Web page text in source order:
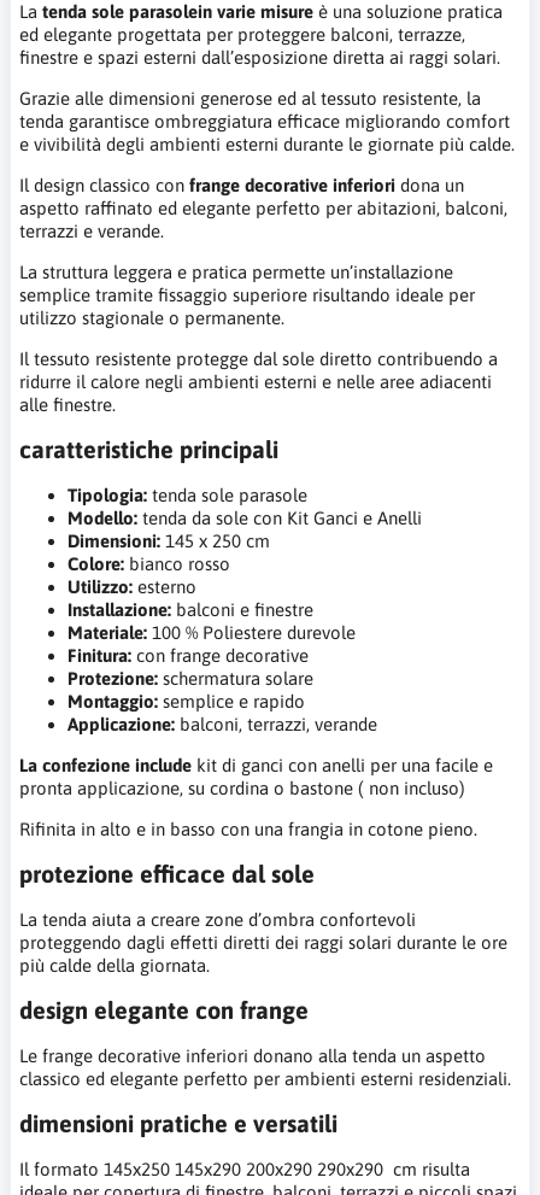
La tenda sole parasolein varie misure è una soluzione pratica
ed elegante progettata per proteggere balconi, terrazze,
finestre e spazi esterni dall’esposizione diretta ai raggi solari.
Grazie alle dimensioni generose ed al tessuto resistente, la
tenda garantisce ombreggiatura efficace migliorando comfort
e vivibilità degli ambienti esterni durante le giornate più calde.
Il design classico con frange decorative inferiori dona un
aspetto raffinato ed elegante perfetto per abitazioni, balconi,
terrazzi e verande.
La struttura leggera e pratica permette un’installazione
semplice tramite fissaggio superiore risultando ideale per
utilizzo stagionale o permanente.
Il tessuto resistente protegge dal sole diretto contribuendo a
ridurre il calore negli ambienti esterni e nelle aree adiacenti
alle finestre.
caratteristiche principali
Tipologia: tenda sole parasole
Modello: tenda da sole con Kit Ganci e Anelli
Dimensioni: 145 x 250 cm
Colore: bianco rosso
Utilizzo: esterno
Installazione: balconi e finestre
Materiale: 100 % Poliestere durevole
Finitura: con frange decorative
Protezione: schermatura solare
Montaggio: semplice e rapido
Applicazione: balconi, terrazzi, verande
La confezione include kit di ganci con anelli per una facile e
pronta applicazione, su cordina o bastone ( non incluso)
Rifinita in alto e in basso con una frangia in cotone pieno.
protezione efficace dal sole
La tenda aiuta a creare zone d’ombra confortevoli
proteggendo dagli effetti diretti dei raggi solari durante le ore
più calde della giornata.
design elegante con frange
Le frange decorative inferiori donano alla tenda un aspetto
classico ed elegante perfetto per ambienti esterni residenziali.
dimensioni pratiche e versatili
Il formato 145x250 145x290 200x290 290x290 cm risulta